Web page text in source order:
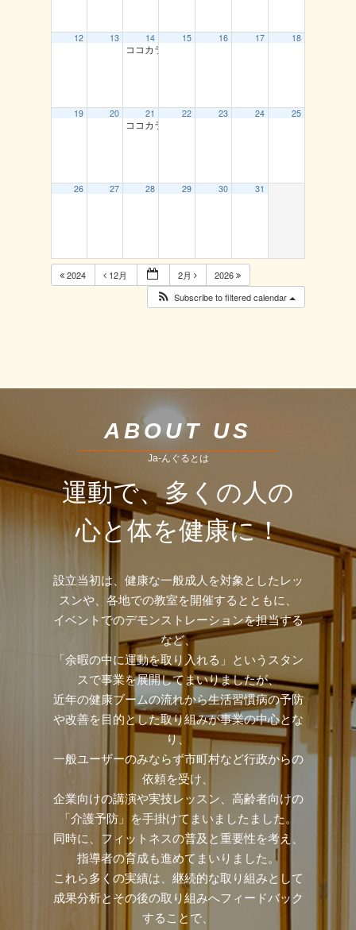
12 13 14
ココカラ運動教室（龍鳳閣）
15 16 17 18
19 20 21
ココカラ運動教室（龍鳳閣）
22 23 24 25
26 27 28 29 30 31
2024 12月 2月
2026
Subscribe to filtered calendar
ABOUT US
Ja-んぐるとは
運動で、多くの人の
心と体を健康に！
設立当初は、健康な一般成人を対象としたレッ
スンや、各地での教室を開催するとともに、
イベントでのデモンストレーションを担当する
など、
「余暇の中に運動を取り入れる」というスタン
スで事業を展開してまいりましたが、
近年の健康ブームの流れから生活習慣病の予防
や改善を目的とした取り組みが事業の中心とな
り、
一般ユーザーのみならず市町村など行政からの
依頼を受け、
企業向けの講演や実技レッスン、高齢者向けの
「介護予防」を手掛けてまいましたました。
同時に、フィットネスの普及と重要性を考え、
指導者の育成も進めてまいりました。
これら多くの実績は、継続的な取り組みとして
成果分析とその後の取り組みへフィードバック
することで、